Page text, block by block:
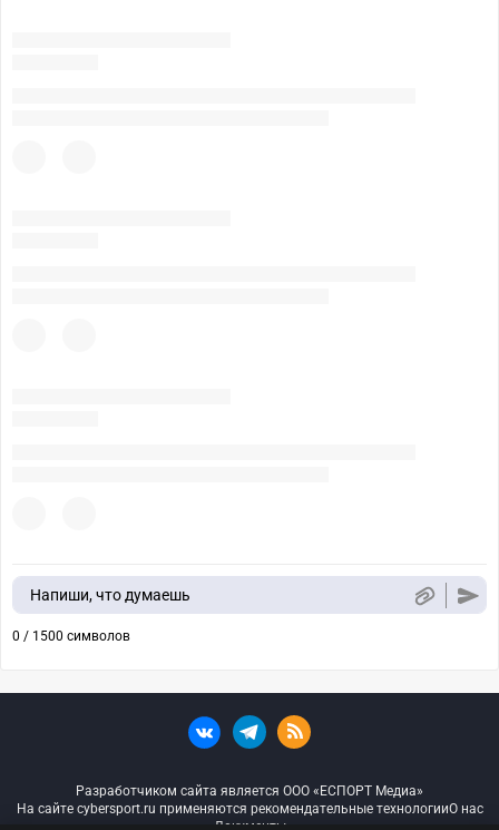
Напиши, что думаешь
0 / 1500 символов
Разработчиком сайта является ООО «ЕСПОРТ Медиа»
На сайте cybersport.ru применяются рекомендательные технологииО нас
Документы